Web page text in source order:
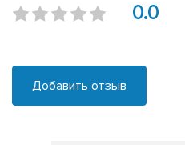
0.0
Добавить отзыв